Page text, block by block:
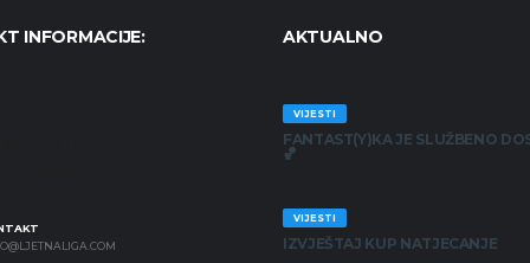
INFORMACIJE: AKTUALNO
VIJESTI
FANTAST(Y)KA JE SLUŽBENO
🏀
VIJESTI
IZVJEŠTAJ KUP NATJECANJE